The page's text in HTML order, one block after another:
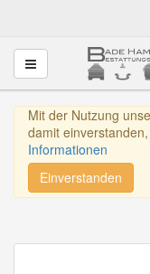
Toggle navigation
Mit der Nutzung
damit
Informationen
Einverstanden